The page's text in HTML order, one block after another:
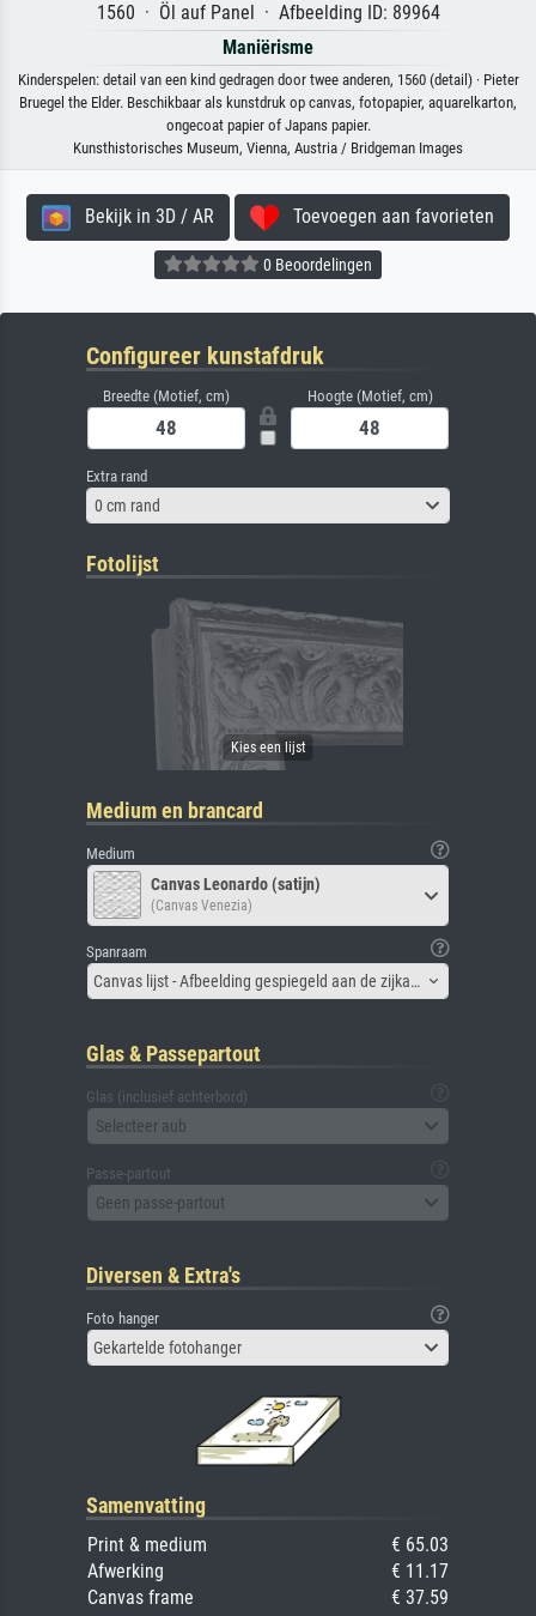
1560 · Öl auf Panel · Afbeelding ID: 89964
Maniërisme
Kinderspelen: detail van een kind gedragen door twee anderen, 1560 (detail) · Pieter
Bruegel the Elder. Beschikbaar als kunstdruk op canvas, fotopapier, aquarelkarton,
ongecoat papier of Japans papier.
Kunsthistorisches Museum, Vienna, Austria / Bridgeman Images
Bekijk in 3D / AR Toevoegen aan favorieten
0 Beoordelingen
Configureer kunstafdruk
Breedte (Motief, cm) Hoogte (Motief, cm)
Extra rand
0 cm rand
Fotolijst
Medium en brancard
Medium
Canvas Leonardo (satijn)
(Canvas Venezia)
Spanraam
Canvas lijst - Afbeelding gespiegeld aan de zijkant
Glas & Passepartout
Glas (inclusief achterbord)
Selecteer aub
Passe-partout
Geen passe-partout
Diversen & Extra's
Foto hanger
Gekartelde fotohanger
Samenvatting
Print & medium
€ 65.03
Afwerking
€ 11.17
Canvas frame
€ 37.59